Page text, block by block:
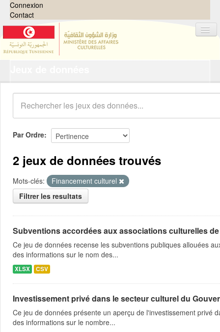
Connexion
Contact
Organisations
Groupes
Demandes 0
À propos
Par Ordre
2 jeux de données trouvés
Mots-clés:
Financement culturel
Filtrer les resultats
Subventions accordées aux associations culturelles
Ce jeu de données recense les subventions publiques allouées
des informations sur le nom des...
XLSX CSV
Investissement privé dans le secteur culturel du
Ce jeu de données présente un aperçu de l'investissement privé
des informations sur le nombre...